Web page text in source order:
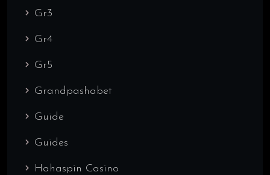
Gr3
Gr4
Gr5
Grandpashabet
Guide
Guides
Hahaspin Casino